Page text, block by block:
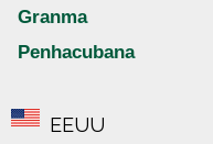
Granma
Penhacubana
EEUU